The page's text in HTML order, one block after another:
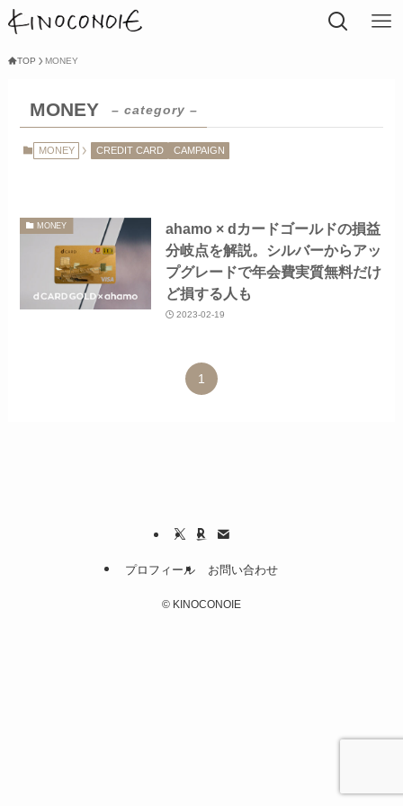
TOP MONEY
MONEY – category –
MONEY CREDIT CARD CAMPAIGN
MONEY
ahamo × dカードゴールドの損益
分岐点を解説。シルバーからアッ
プグレードで年会費実質無料だけ
ど損する人も
2023-02-19
1
プロフィール お問い合わせ
© KINOCONOIE